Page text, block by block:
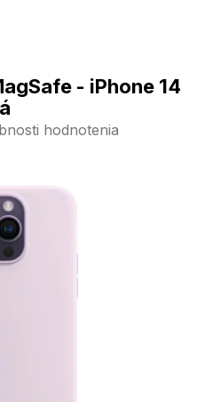
- iPhone 14
hodnotenia